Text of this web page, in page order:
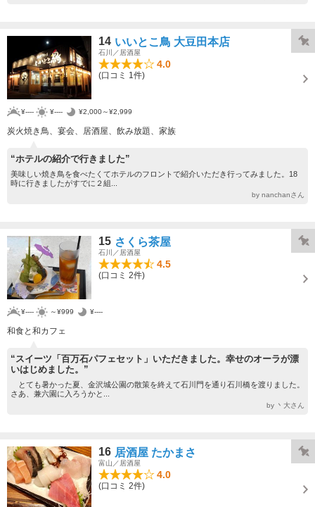
14 いいとこ鳥 大豆田本店
石川／居酒屋
4.0
(口コミ 1件)
¥---- ¥---- ¥2,000～¥2,999
炭火焼き鳥、宴会、居酒屋、飲み放題、家族
“ホテルの紹介で行きました”
美味しい焼き鳥を食べたくてホテルのフロントで紹介いただき行ってみました。18
時に行きましたがすでに２組...
by nanchanさん
15 さくら茶屋
石川／居酒屋
4.5
(口コミ 2件)
¥---- ～¥999 ¥----
和食と和カフェ
“スイーツ「百万石パフェセット」いただきました。幸せのオーラが漂
いはじめました。”
とても暑かった夏、金沢城公園の散策を終えて石川門を通り石川橋を渡りました。
さあ、兼六園に入ろうかと...
by 丶大さん
16 居酒屋 たかまさ
富山／居酒屋
4.0
(口コミ 2件)